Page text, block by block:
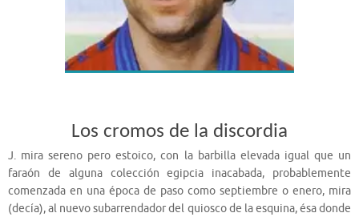
Los cromos de la discordia
J. mira sereno pero estoico, con la barbilla elevada igual que un
faraón de alguna colección egipcia inacabada, probablemente
comenzada en una época de paso como septiembre o enero, mira
(decía), al nuevo subarrendador del quiosco de la esquina, ésa donde